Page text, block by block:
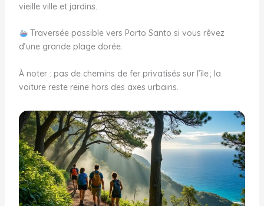
vieille ville et jardins.
Traversée possible vers Porto Santo si vous rêvez
d’une grande plage dorée.
À noter : pas de chemins de fer privatisés sur l’île ; la
voiture reste reine hors des axes urbains.